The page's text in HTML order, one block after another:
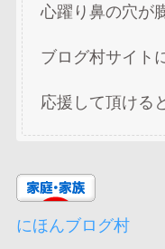
心躍り鼻の穴が
ブログ村サイト
応援して頂ける
にほんブログ村